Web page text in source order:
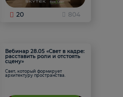
20 804
Вебинар 28.05 «Свет в кадре:
расставить роли и отстоять
сцену»
Свет, который формирует
архитектуру пространства.